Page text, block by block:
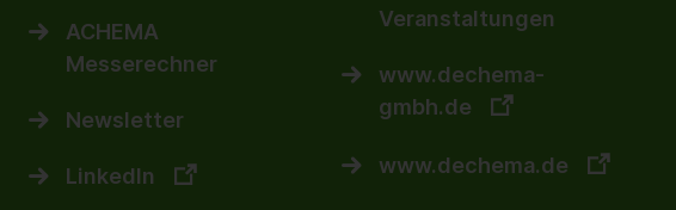
ACHEMA
Messerechner
Newsletter
LinkedIn
Veranstaltungen
www.dechema-
gmbh.de
www.dechema.de